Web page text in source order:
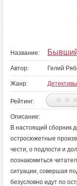
Название:
Автор: Гелий
Жанр: Детективы
Рейтинг:
Описание:
В настоящий сборник
остросюжетные
чести, о подлости и
познакомиться
ситуации, совершая
безусловно идут по